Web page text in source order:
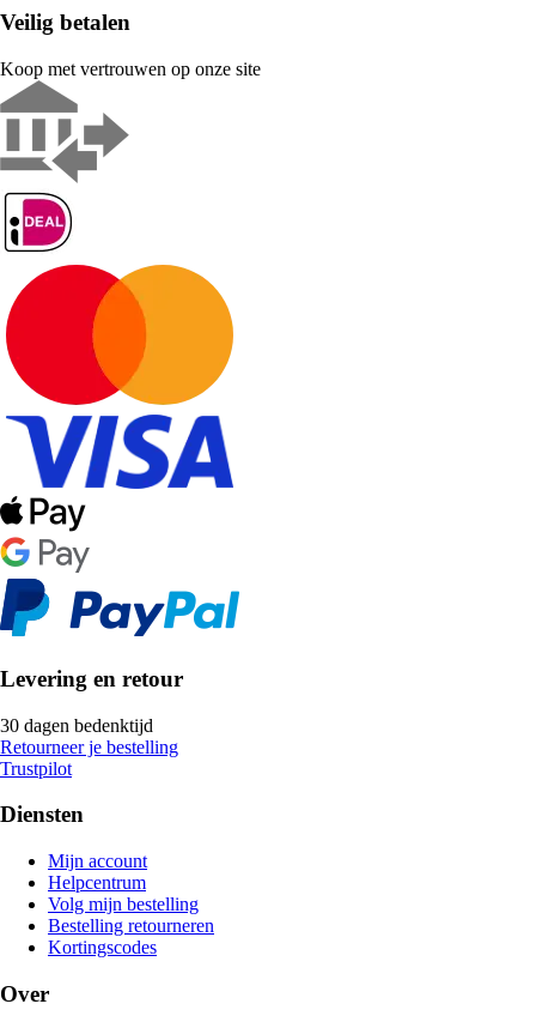
Veilig betalen
Koop met vertrouwen op onze site
Levering en retour
30 dagen bedenktijd
Retourneer je bestelling
Trustpilot
Diensten
Mijn account
Helpcentrum
Volg mijn bestelling
Bestelling retourneren
Kortingscodes
Over